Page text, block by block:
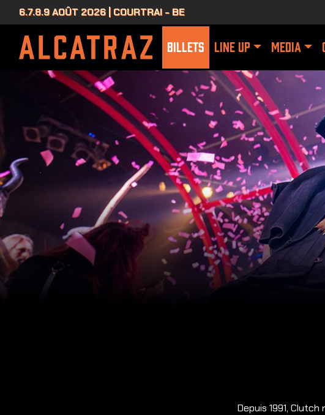
6.7.8.9 AOÛT 2026 | COURTRAI - BE
BILLETS LINE UP MEDIA
Depuis 1991,